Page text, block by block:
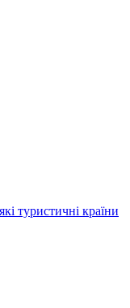
туристичні країни